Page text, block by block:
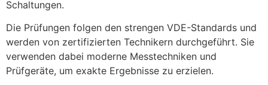
Schaltungen.
Die Prüfungen folgen den strengen VDE-Standards und
werden von zertifizierten Technikern durchgeführt. Sie
verwenden dabei moderne Messtechniken und
Prüfgeräte, um exakte Ergebnisse zu erzielen.